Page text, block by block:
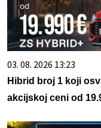
03. 08. 2026 13:23
Hibrid broj 1 koji
akcijskoj ceni od